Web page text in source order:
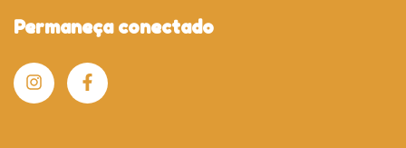
Permaneça conectado